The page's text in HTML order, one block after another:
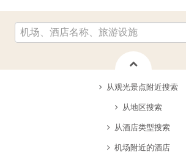
从观光景点附近搜索
从地区搜索
从酒店类型搜索
机场附近的酒店